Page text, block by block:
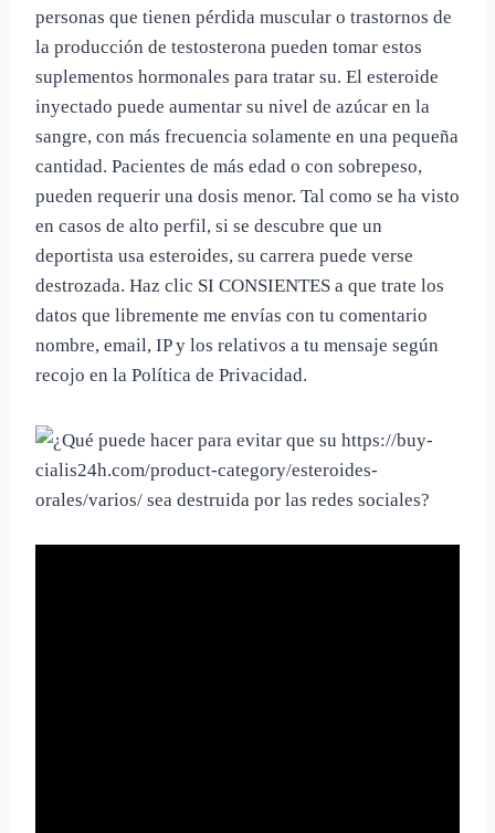
personas que tienen pérdida muscular o trastornos de
la producción de testosterona pueden tomar estos
suplementos hormonales para tratar su. El esteroide
inyectado puede aumentar su nivel de azúcar en la
sangre, con más frecuencia solamente en una pequeña
cantidad. Pacientes de más edad o con sobrepeso,
pueden requerir una dosis menor. Tal como se ha visto
en casos de alto perfil, si se descubre que un
deportista usa esteroides, su carrera puede verse
destrozada. Haz clic SI CONSIENTES a que trate los
datos que libremente me envías con tu comentario
nombre, email, IP y los relativos a tu mensaje según
recojo en la Política de Privacidad.